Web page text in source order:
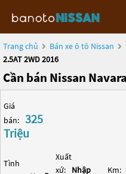
Trang chủ Bán xe ô tô Nissan
2.5AT 2WD 2016
Cần bán Nissan
Giá
bán: 325
Triệu
Tình
Xuất
xứ:
Nhập
Km: